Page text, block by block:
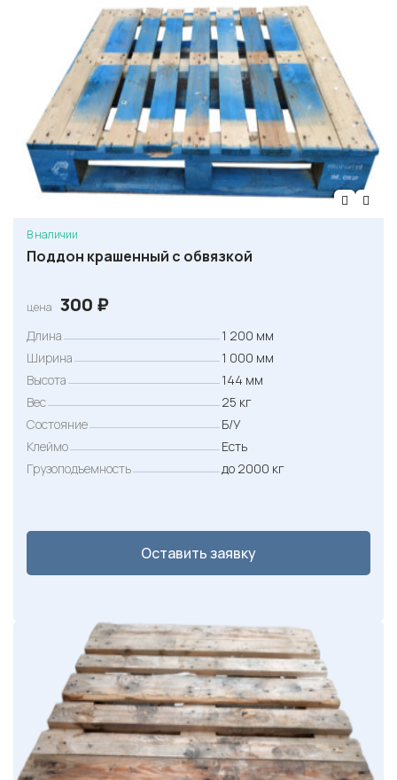
В наличии
Поддон крашенный с обвязкой
цена 300 ₽
Длина
1 200 мм
Ширина
1 000 мм
Высота
144 мм
Вес
25 кг
Состояние
Б/У
Клеймо
Есть
Грузоподъемность
до 2000 кг
Оставить заявку